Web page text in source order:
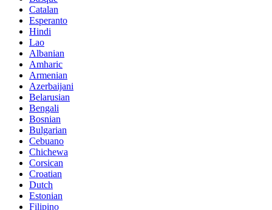
Catalan
Esperanto
Hindi
Lao
Albanian
Amharic
Armenian
Azerbaijani
Belarusian
Bengali
Bosnian
Bulgarian
Cebuano
Chichewa
Corsican
Croatian
Dutch
Estonian
Filipino